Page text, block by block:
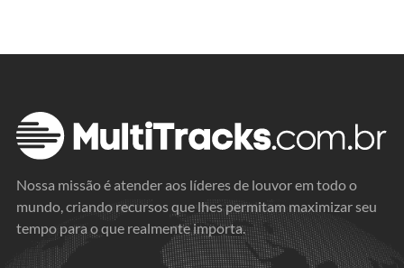
Nossa missão é atender aos líderes de louvor em todo o
mundo, criando recursos que lhes permitam maximizar seu
tempo para o que realmente importa.